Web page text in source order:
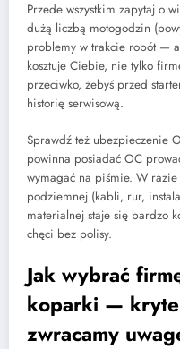
Przede wszystkim zapytaj o
dużą liczbą motogodzin
problemy w trakcie robót —
kosztuje Ciebie, nie tylko
przeciwko, żebyś przed
historię serwisową.
Sprawdź też ubezpieczenie
powinna posiadać OC
wymagać na piśmie. W
podziemnej (kabli, rur,
materialnej staje się bardzo
chęci bez polisy.
Jak wybrać
koparki —
zwracamy